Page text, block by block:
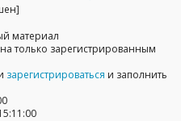
материал
только зарегистрированным
зарегистрироваться и заполнить